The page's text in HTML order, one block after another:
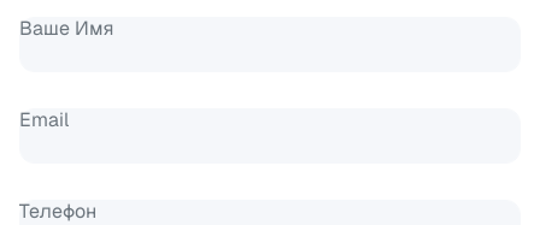
Ваше Имя
Email
Телефон